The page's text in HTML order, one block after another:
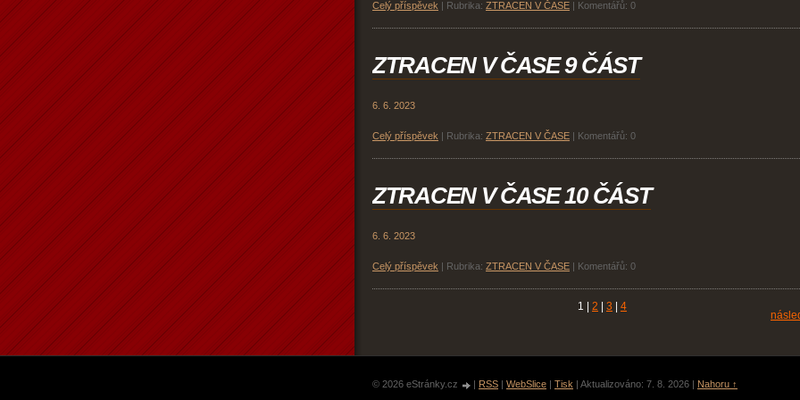
Celý příspěvek | Rubrika: ZTRACEN V ČASE | Komentářů: 0
ZTRACEN V ČASE 9 ČÁST
6. 6. 2023
Celý příspěvek | Rubrika: ZTRACEN V ČASE | Komentářů: 0
ZTRACEN V ČASE 10 ČÁST
6. 6. 2023
Celý příspěvek | Rubrika: ZTRACEN V ČASE | Komentářů: 0
1 | 2 | 3 | 4
© 2026 eStránky.cz | RSS | WebSlice | Tisk | Aktualizováno: 7. 8. 2026 | Nahoru ↑